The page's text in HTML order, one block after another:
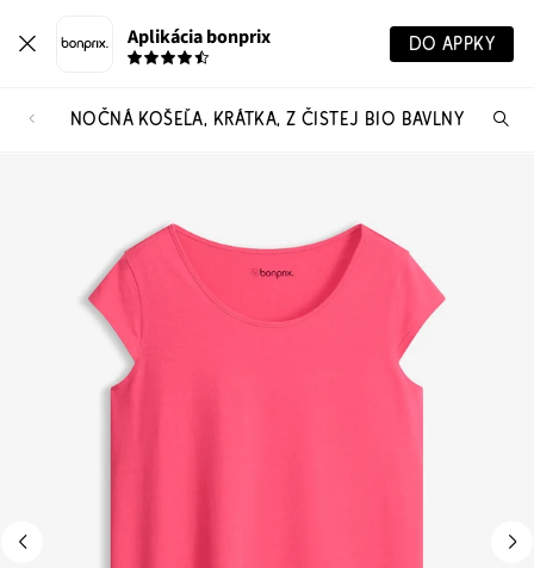
Aplikácia bonprix DO APPKY
NOČNÁ KOŠEĽA, KRÁTKA, Z ČISTEJ BIO BAVLNY